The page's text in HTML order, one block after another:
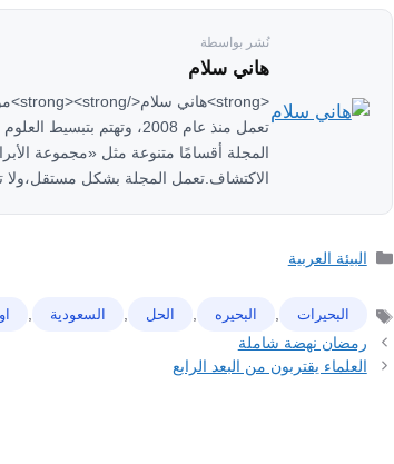
نُشر بواسطة
هاني سلام
تعمل منذ عام 2008، وتهتم
المجلة أقسامًا متنوعة مثل «مجموعة
الاكتشاف.تعمل المجلة بشكل مستقل،ولا
التصنيفات
البيئة العربية
الوسوم
البحيرات البحيره الحل السعودية
رمضان نهضة شاملة
العلماء يقتربون من البعد الرابع